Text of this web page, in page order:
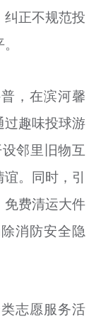
正不规范投
，在滨河馨
过趣味投球游
邻里旧物互
。同时，引
免费清运大件
消防安全隐
志愿服务活